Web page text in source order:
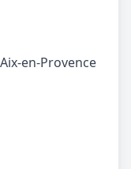
en-Provence